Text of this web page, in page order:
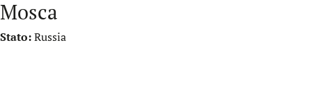
Mosca
Stato:Russia